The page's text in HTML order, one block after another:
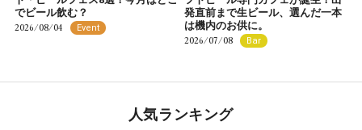
でビール飲む？
2026/08/04 Event
発直前まで生ビール、選んだ一本
は機内のお供に。
2026/07/08 Bar
人気ランキング